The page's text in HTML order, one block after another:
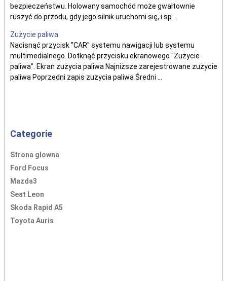
bezpieczeństwu. Holowany samochód może gwałtownie
ruszyć do przodu, gdy jego silnik uruchomi się, i sp ...
Zużycie paliwa
Nacisnąć przycisk "CAR" systemu nawigacji lub systemu
multimedialnego. Dotknąć przycisku ekranowego "Zużycie
paliwa". Ekran zużycia paliwa Najniższe zarejestrowane zużycie
paliwa Poprzedni zapis zużycia paliwa Średni ...
Categorie
Strona glowna
Ford Focus
Mazda3
Seat Leon
Skoda Rapid A5
Toyota Auris